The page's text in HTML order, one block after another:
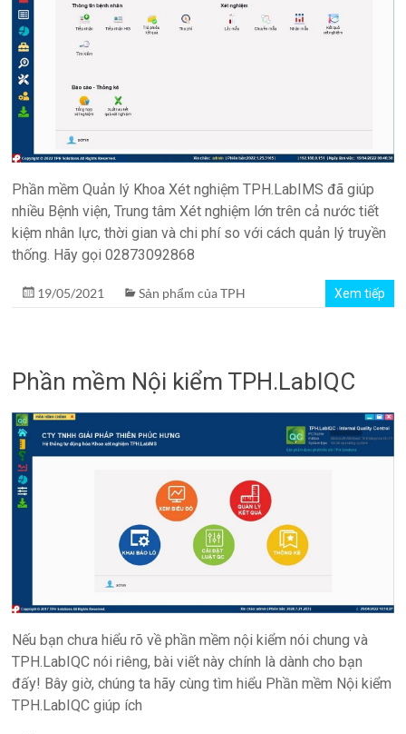
Phần mềm Quản lý Khoa Xét nghiệm TPH.LabIMS đã giúp
nhiều Bệnh viện, Trung tâm Xét nghiệm lớn trên cả nước tiết
kiệm nhân lực, thời gian và chi phí so với cách quản lý truyền
thống. Hãy gọi 02873092868
19/05/2021 Sản phẩm của TPH Xem tiếp
Phần mềm Nội kiểm TPH.LabIQC
Nếu bạn chưa hiểu rõ về phần mềm nội kiểm nói chung và
TPH.LabIQC nói riêng, bài viết này chính là dành cho bạn
đấy! Bây giờ, chúng ta hãy cùng tìm hiểu Phần mềm Nội kiểm
TPH.LabIQC giúp ích